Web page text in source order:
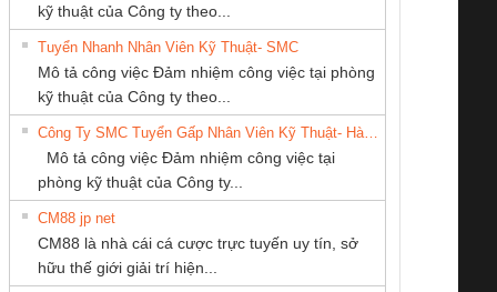
An Toàn
Contact
– PSR-
SCP-
FSP/2X1/1X2
sát chuỗi
tấm pin
Bộ giám sát chuỗi
tấm pin
TRANSCLINIC 16I+
1K5 L (2433950000)
Bộ giám sát dòng
TRANSCLINIC 16I+
(2008130000)
Bộ chỉnh lưu nguồn
điện TRANSCLINIC
Nẹp nhôm chống
trơn Đà Nẵng
TY TNHH
BỊ CÔNG
NIHON
VIỆT
Cty TNHH TM QC
Ba Miền
CÔNG TY CỔ
CÁP ĐIỆN
THƯỢNG ĐÌNH
ty TNHH
Mại SX Ba
company LTD
KỸ THUẬT KTECH
kỹ thuật của Công ty theo...
Tuyển Nhanh Nhân Viên Kỹ Thuật- SMC
Mô tả công việc Đảm nhiệm công việc tại phòng
kỹ thuật của Công ty theo...
Mô tả công việc Đảm nhiệm công việc tại
phòng kỹ thuật của Công ty...
CM88 jp net
CM88 là nhà cái cá cược trực tuyến uy tín, sở
hữu thế giới giải trí hiện...